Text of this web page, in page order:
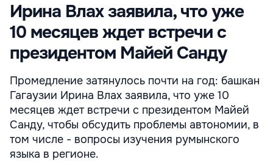
Ирина Влах заявила, что уже
10 месяцев ждет встречи с
президентом Майей Санду
Промедление затянулось почти на год: башкан
Гагаузии Ирина Влах заявила, что уже 10
месяцев ждет встречи с президентом Майей
Санду, чтобы обсудить проблемы автономии, в
том числе - вопросы изучения румынского
языка в регионе.